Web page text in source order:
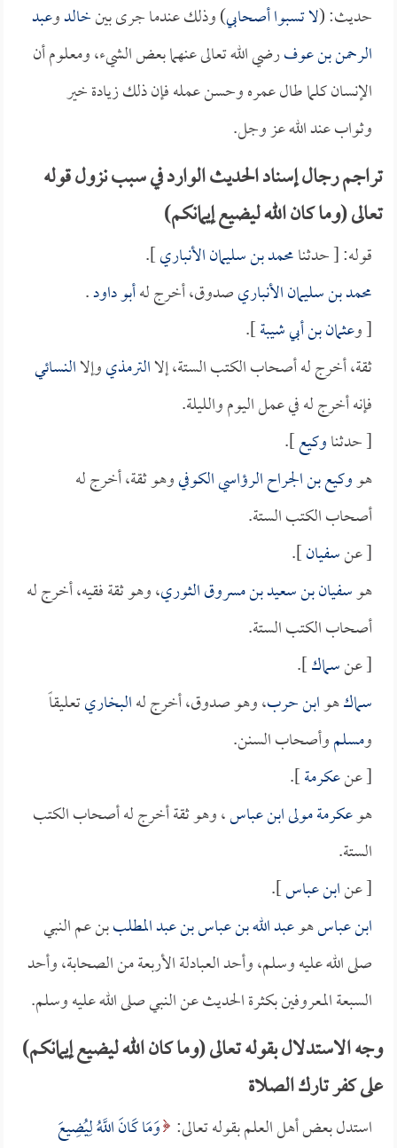
حديث: (لا تسبوا أصحابي) وذلك عندما جرى بينخالدوعبد
الرحمن بن عوفرضي الله تعالى عنهما بعض الشيء، ومعلوم أن
الإنسان كلما طال عمره وحسن عمله فإن ذلك زيادة خير
وثواب عند الله عز وجل.
تراجم رجال إسناد الحديث الوارد في سبب نزول قوله
تعالى (وما كان الله ليضيع إيمانكم)
قوله: [ حدثنامحمد بن سليمان الأنباري].
محمد بن سليمان الأنباريصدوق، أخرج لهأبو داود.
[ وعثمان بن أبي شيبة].
ثقة، أخرج له أصحاب الكتب الستة، إلاالترمذيوإلاالنسائي
فإنه أخرج له في عمل اليوم والليلة.
[ حدثناوكيع].
هووكيع بن الجراح الرؤاسي الكوفيوهو ثقة، أخرج له
أصحاب الكتب الستة.
[ عنسفيان].
هوسفيان بن سعيد بن مسروق الثوري، وهو ثقة فقيه، أخرج له
أصحاب الكتب الستة.
[ عنسماك].
سماكهوابن حرب، وهو صدوق، أخرج لهالبخاريتعليقاً
ومسلموأصحاب السنن.
[ عنعكرمة].
هوعكرمة مولى ابن عباس، وهو ثقة أخرج له أصحاب الكتب
الستة.
[ عنابن عباس].
ابن عباسهوعبد الله بن عباس بن عبد المطلببن عم النبي
صلى الله عليه وسلم، وأحد العبادلة الأربعة من الصحابة، وأحد
السبعة المعروفين بكثرة الحديث عن النبي صلى الله عليه وسلم.
وجه الاستدلال بقوله تعالى (وما كان الله ليضيع إيمانكم)
على كفر تارك الصلاة
استدل بعض أهل العلم بقوله تعالى: وَمَا كَانَ اللَّهُ لِيُضِيعَ